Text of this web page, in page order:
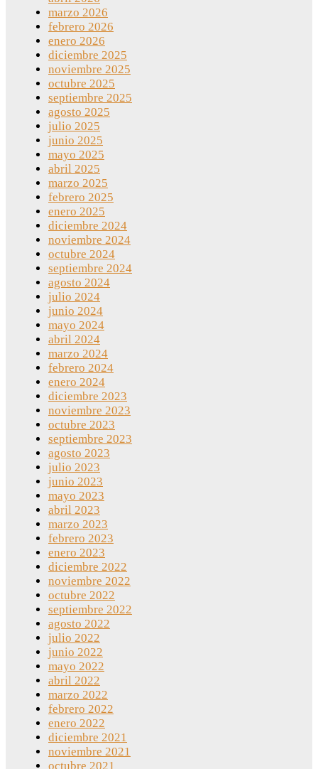
marzo 2026
febrero 2026
enero 2026
diciembre 2025
noviembre 2025
octubre 2025
septiembre 2025
agosto 2025
julio 2025
junio 2025
mayo 2025
abril 2025
marzo 2025
febrero 2025
enero 2025
diciembre 2024
noviembre 2024
octubre 2024
septiembre 2024
agosto 2024
julio 2024
junio 2024
mayo 2024
abril 2024
marzo 2024
febrero 2024
enero 2024
diciembre 2023
noviembre 2023
octubre 2023
septiembre 2023
agosto 2023
julio 2023
junio 2023
mayo 2023
abril 2023
marzo 2023
febrero 2023
enero 2023
diciembre 2022
noviembre 2022
octubre 2022
septiembre 2022
agosto 2022
julio 2022
junio 2022
mayo 2022
abril 2022
marzo 2022
febrero 2022
enero 2022
diciembre 2021
noviembre 2021
octubre 2021